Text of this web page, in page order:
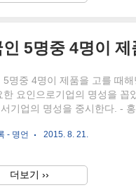
5명중 4명이 제품을 고를 때
한 요인으로기업의 명성을 꼽
기업의 명성을 중시한다. -
- 명언 2015. 8. 21.
더보기 ››